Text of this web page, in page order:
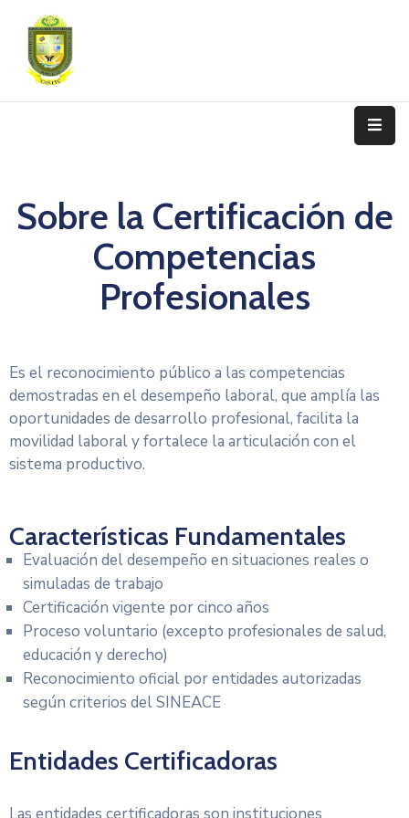
Nosotros
Admisión
Y
Transparencia
Contáctanos
Servicios
Otras
Páginas
Sobre la Certificación de
Competencias
Profesionales
Es el reconocimiento público a las competencias
demostradas en el desempeño laboral, que amplía las
oportunidades de desarrollo profesional, facilita la
movilidad laboral y fortalece la articulación con el
sistema productivo.
Características Fundamentales
Evaluación del desempeño en situaciones reales o
simuladas de trabajo
Certificación vigente por cinco años
Proceso voluntario (excepto profesionales de salud,
educación y derecho)
Reconocimiento oficial por entidades autorizadas
según criterios del SINEACE
Entidades Certificadoras